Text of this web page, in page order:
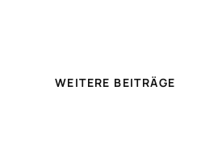
WEITERE BEITRÄGE